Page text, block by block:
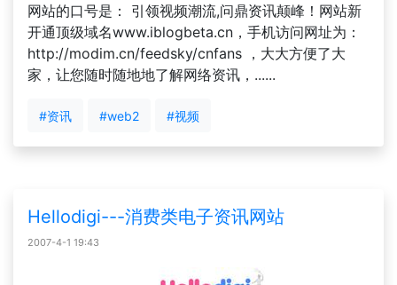
网站的口号是： 引领视频潮流,问鼎资讯颠峰！网站新
开通顶级域名www.iblogbeta.cn，手机访问网址为：
http://modim.cn/feedsky/cnfans ，大大方便了大
家，让您随时随地地了解网络资讯，......
#资讯 #web2 #视频
Hellodigi---消费类电子资讯网站
2007-4-1 19:43